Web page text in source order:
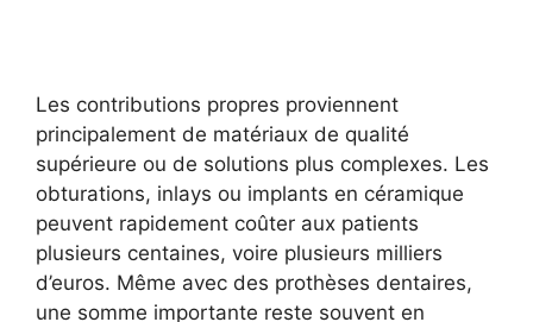
Les contributions propres proviennent
principalement de matériaux de qualité
supérieure ou de solutions plus complexes. Les
obturations, inlays ou implants en céramique
peuvent rapidement coûter aux patients
plusieurs centaines, voire plusieurs milliers
d’euros. Même avec des prothèses dentaires,
une somme importante reste souvent en